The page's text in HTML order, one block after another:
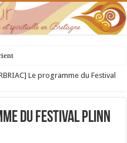
de la Bretagne chrétienne
Le programme du Festival
du Festival Plinn